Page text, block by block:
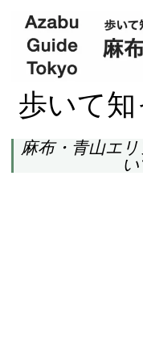
歩いて
麻布・青山エ